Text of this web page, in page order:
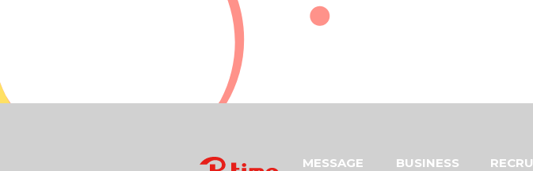
MESSAGE BUSINESS